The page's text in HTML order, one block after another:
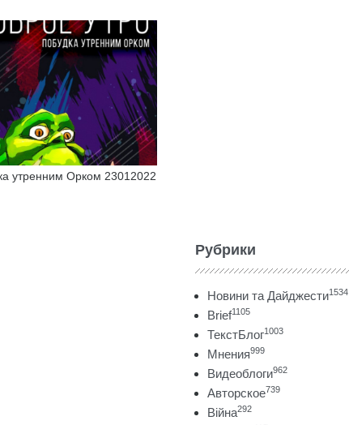
утренним Орком 23012022
Рубрики
Новини та Дайджести1534
Brief1105
ТекстБлог1003
Мнения999
Видеоблоги962
Авторское739
Війна292